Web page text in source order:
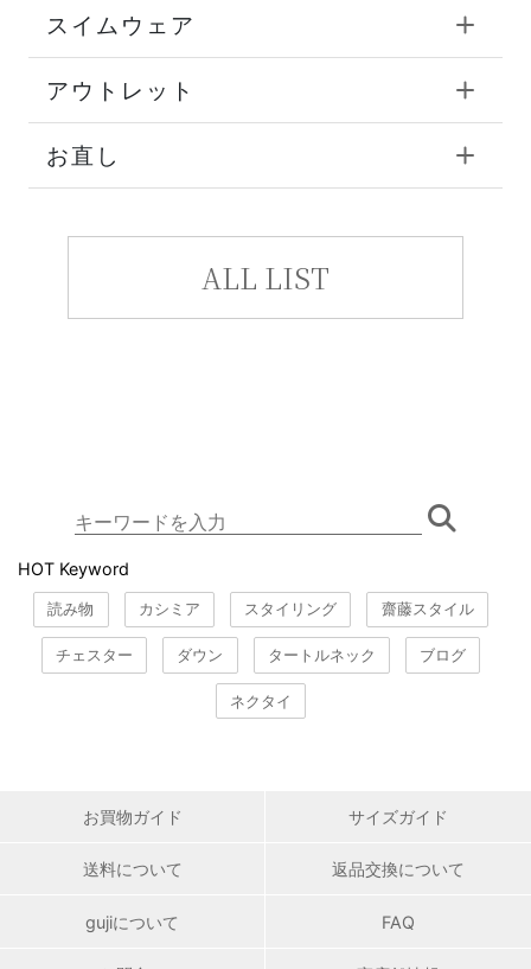
スイムウェア
アウトレット
お直し
ALL LIST
HOT Keyword
読み物 カシミア スタイリング 齋藤スタイル
チェスター ダウン タートルネック ブログ
ネクタイ
お買物ガイド サイズガイド
送料について 返品交換について
gujiについて FAQ